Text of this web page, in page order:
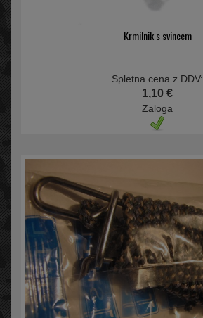
Krmilnik s svincem
Spletna cena z DDV:
1,10 €
Zaloga